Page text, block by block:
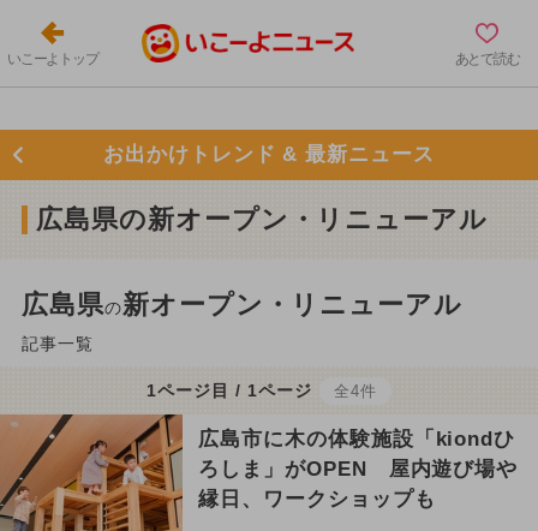
いこーよトップ あとで読む
お出かけトレンド & 最新ニュース
広島県の新オープン・リニューアル
広島県の新オープン・リニューアル
記事一覧
1ページ目 / 1ページ 全4件
広島市に木の体験施設「kiondひ
ろしま」がOPEN 屋内遊び場や
縁日、ワークショップも